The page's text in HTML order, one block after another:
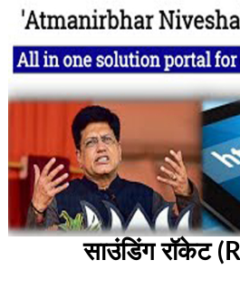
साउंडिंग रॉकेट